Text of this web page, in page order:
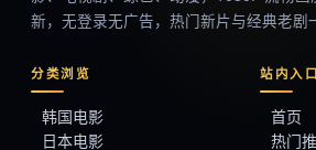
新，无登录无广告，热门新片与经典老剧
分类浏览
韩国电影
日本电影
站内入口
首页
热门